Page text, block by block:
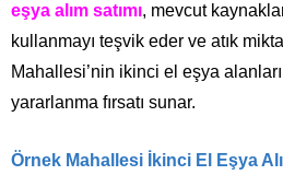
eşya alım satımı, mevcut
kullanmayı teşvik eder ve atık
Mahallesi’nin ikinci el eşya
yararlanma fırsatı sunar.
Örnek Mahallesi İkinci El Eşya